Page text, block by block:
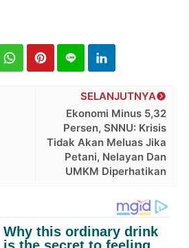
SELANJUTNYA
Ekonomi Minus 5,32
Persen, SNNU: Krisis
Tidak Akan Meluas Jika
Petani, Nelayan Dan
UMKM Diperhatikan